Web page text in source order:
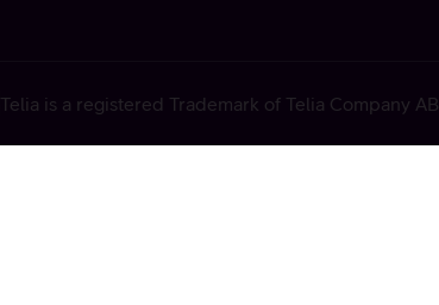
Telia is a registered Trademark of Telia Company AB